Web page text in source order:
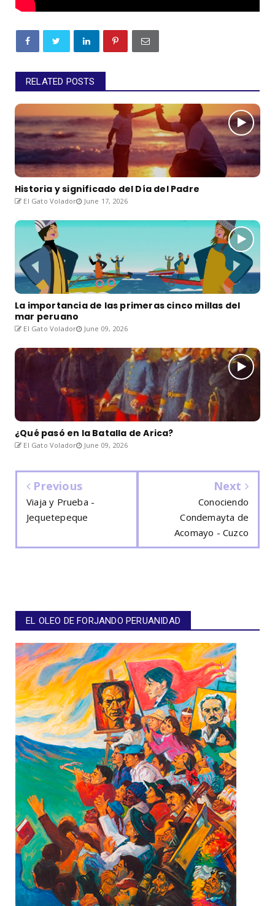
RELATED POSTS
Historia y significado del Día del Padre
El Gato Volador June 17, 2026
La importancia de las primeras cinco millas del
mar peruano
El Gato Volador June 09, 2026
¿Qué pasó en la Batalla de Arica?
El Gato Volador June 09, 2026
Previous
Viaja y Prueba -
Jequetepeque
Next
Conociendo
Condemayta de
Acomayo - Cuzco
EL OLEO DE FORJANDO PERUANIDAD